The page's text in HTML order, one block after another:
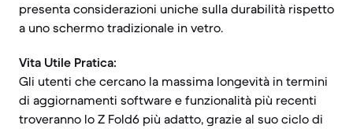
presenta considerazioni uniche sulla durabilità rispetto
a uno schermo tradizionale in vetro.
Vita Utile Pratica:
Gli utenti che cercano la massima longevità in termini
di aggiornamenti software e funzionalità più recenti
troveranno lo Z Fold6 più adatto, grazie al suo ciclo di